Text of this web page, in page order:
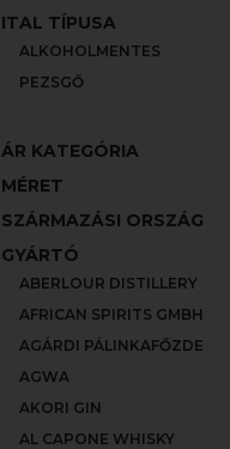
ITAL TÍPUSA
ALKOHOLMENTES
PEZSGŐ
ÁR KATEGÓRIA
MÉRET
SZÁRMAZÁSI ORSZÁG
GYÁRTÓ
ABERLOUR DISTILLERY
AFRICAN SPIRITS GMBH
AGÁRDI PÁLINKAFŐZDE
AGWA
AKORI GIN
AL CAPONE WHISKY